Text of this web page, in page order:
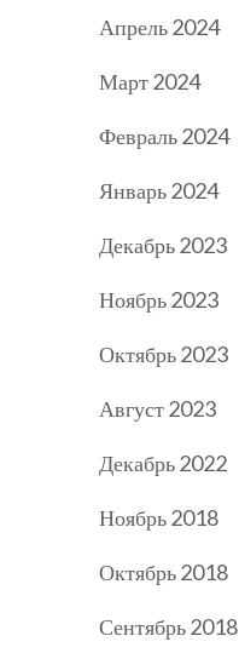
Апрель 2024
Март 2024
Февраль 2024
Январь 2024
Декабрь 2023
Ноябрь 2023
Октябрь 2023
Август 2023
Декабрь 2022
Ноябрь 2018
Октябрь 2018
Сентябрь 2018